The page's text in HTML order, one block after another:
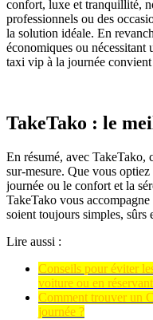
confort, luxe et tranquillité,
professionnels ou des
la solution idéale. En
économiques ou
taxi vip à la journée
TakeTako : le
En résumé, avec TakeTako,
sur-mesure. Que vous
journée ou le confort et la
TakeTako vous
soient toujours simples, sûrs
Lire aussi :
Conseils pour éviter
voiture ou en
Comment trouver un
journée ?